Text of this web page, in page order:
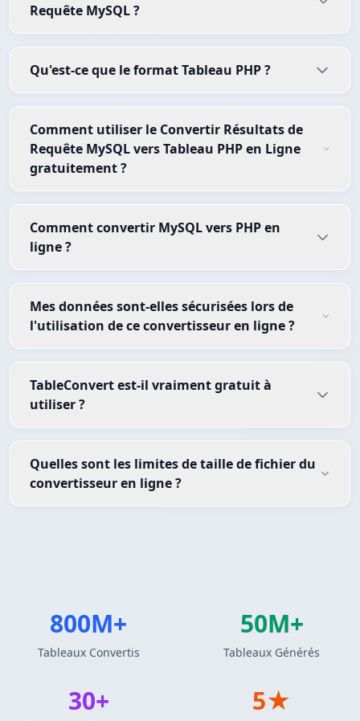
Requête MySQL ?
Qu'est-ce que le format Tableau PHP ?
Comment utiliser le Convertir Résultats de
Requête MySQL vers Tableau PHP en Ligne
gratuitement ?
Comment convertir MySQL vers PHP en
ligne ?
Mes données sont-elles sécurisées lors de
l'utilisation de ce convertisseur en ligne ?
TableConvert est-il vraiment gratuit à
utiliser ?
Quelles sont les limites de taille de fichier du
convertisseur en ligne ?
800M+
Tableaux Convertis
50M+
Tableaux Générés
30+ 5★